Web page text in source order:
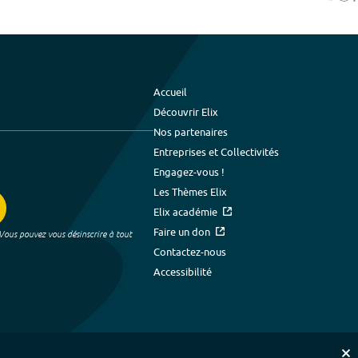
pouvez vous désinscrire à tout
Accueil
Découvrir Elix
Nos partenaires
Entreprises et Collectivités
Engagez-vous !
Les Thèmes Elix
Elix académie
Faire un don
Contactez-nous
Accessibilité